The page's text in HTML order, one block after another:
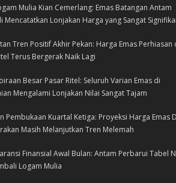
Mulia Kian Cemerlang: Emas Batangan Antam
Mencatatkan Lonjakan Harga yang Sangat
Tren Positif Akhir Pekan: Harga Emas Perhiasan
Terus Bergerak Naik Lagi
Besar Pasar Ritel: Seluruh Varian Emas di
Mengalami Lonjakan Nilai Sangat Tajam
Pembukaan Kuartal Ketiga: Proyeksi Harga Emas
Masih Melanjutkan Tren Melemah
Finansial Awal Bulan: Antam Perbarui Tabel
Logam Mulia